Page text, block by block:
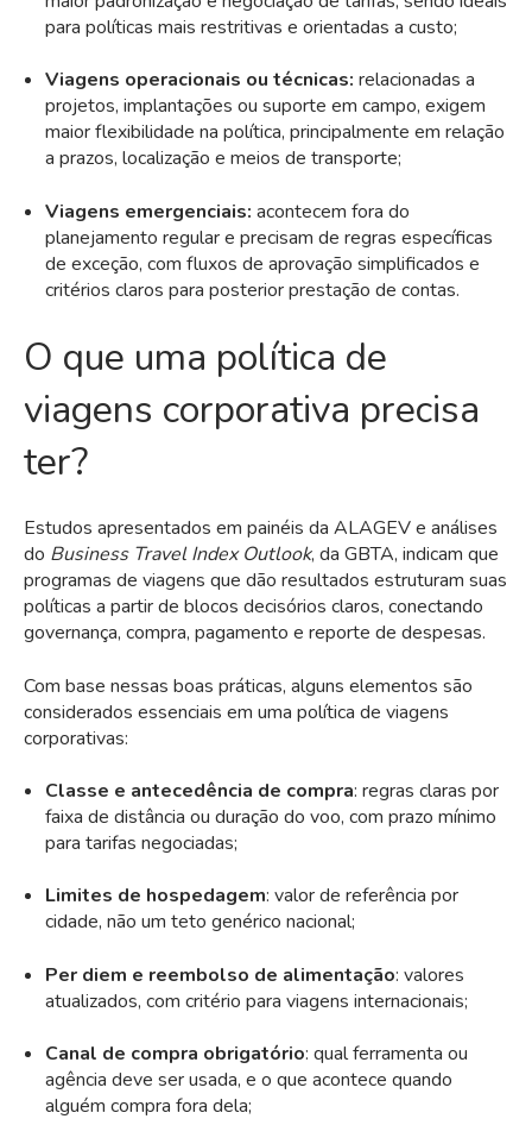
para políticas mais restritivas e orientadas a custo;
Viagens operacionais ou técnicas: relacionadas a
projetos, implantações ou suporte em campo, exigem
maior flexibilidade na política, principalmente em relação
a prazos, localização e meios de transporte;
Viagens emergenciais: acontecem fora do
planejamento regular e precisam de regras específicas
de exceção, com fluxos de aprovação simplificados e
critérios claros para posterior prestação de contas.
O que uma política de
viagens corporativa precisa
ter?
Estudos apresentados em painéis da ALAGEV e análises
do Business Travel Index Outlook, da GBTA, indicam que
programas de viagens que dão resultados estruturam suas
políticas a partir de blocos decisórios claros, conectando
governança, compra, pagamento e reporte de despesas.
Com base nessas boas práticas, alguns elementos são
considerados essenciais em uma política de viagens
corporativas:
Classe e antecedência de compra: regras claras por
faixa de distância ou duração do voo, com prazo mínimo
para tarifas negociadas;
Limites de hospedagem: valor de referência por
cidade, não um teto genérico nacional;
Per diem e reembolso de alimentação: valores
atualizados, com critério para viagens internacionais;
Canal de compra obrigatório: qual ferramenta ou
agência deve ser usada, e o que acontece quando
alguém compra fora dela;